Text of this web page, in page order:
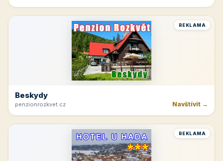
REKLAMA
Beskydy
penzionrozkvet.cz Navštívit →
REKLAMA